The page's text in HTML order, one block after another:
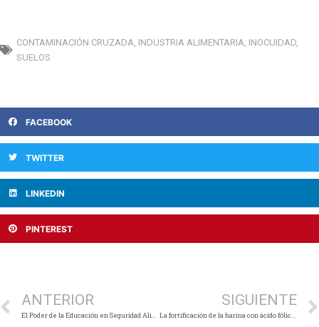
CONTAMINACIÓN CRUZADA, INDUSTRIA ALIMENTARIA, INOCUIDAD,
SUELOS
FACEBOOK
TWITTER
LINKEDIN
PINTEREST
ANTERIOR
El Poder de la Educación en Seguridad Alimentaria para los Profesionales de la Industria
SIGUIENTE
La fortificación de la harina con ácido fólico: Una estrategia para reducir defectos congénitos